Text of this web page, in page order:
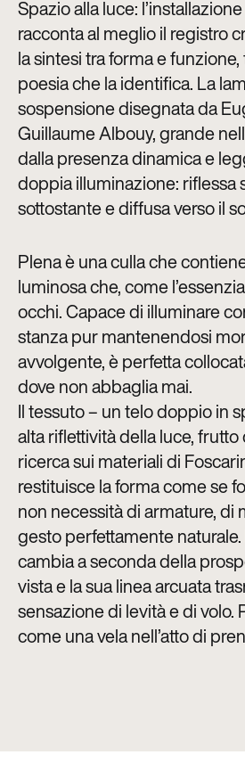
Spazio alla luce:
racconta al meglio il registro
la sintesi tra forma e
poesia che la identifica. La
sospensione disegnata da
Guillaume Albouy, grande
dalla presenza dinamica e
doppia illuminazione: riflessa
sottostante e diffusa verso il
Plena è una culla che
luminosa che, come
occhi. Capace di illuminare
stanza pur mantenendosi
avvolgente, è perfetta
dove non abbaglia mai.
Il tessuto – un telo doppio in
alta riflettività della luce,
ricerca sui materiali di
restituisce la forma come se
non necessità di armature, di
gesto perfettamente naturale.
cambia a seconda della
vista e la sua linea arcuata
sensazione di levità e di volo.
come una vela nell’atto di